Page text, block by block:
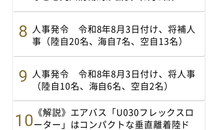
人事発令 令和8年8月3日付け、将補人
事（陸自20名、海自7名、空自13名）
人事発令 令和8年8月3日付け、将人事
（陸自10名、海自6名、空自2名）
《解説》エアバス「U030フレックスロ
ーター」はコンパクトな垂直離着陸ド